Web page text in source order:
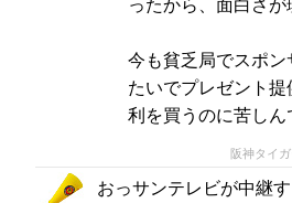
ったから、面白さが
今も貧乏局でスポ
たいでプレゼント
利を買うのに苦しん
阪神タイガ
おっサンテレビが中継